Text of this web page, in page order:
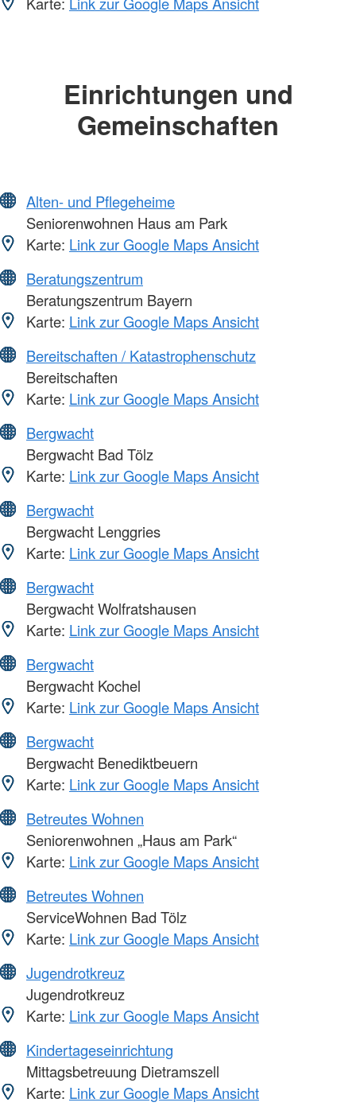
Einrichtungen und
Gemeinschaften
Alten- und Pflegeheime
Seniorenwohnen Haus am Park
Karte: Link zur Google Maps Ansicht
Beratungszentrum
Beratungszentrum Bayern
Karte: Link zur Google Maps Ansicht
Bereitschaften / Katastrophenschutz
Bereitschaften
Karte: Link zur Google Maps Ansicht
Bergwacht
Bergwacht Bad Tölz
Karte: Link zur Google Maps Ansicht
Bergwacht
Bergwacht Lenggries
Karte: Link zur Google Maps Ansicht
Bergwacht
Bergwacht Wolfratshausen
Karte: Link zur Google Maps Ansicht
Bergwacht
Bergwacht Kochel
Karte: Link zur Google Maps Ansicht
Bergwacht
Bergwacht Benediktbeuern
Karte: Link zur Google Maps Ansicht
Betreutes Wohnen
Seniorenwohnen „Haus am Park“
Karte: Link zur Google Maps Ansicht
Betreutes Wohnen
ServiceWohnen Bad Tölz
Karte: Link zur Google Maps Ansicht
Jugendrotkreuz
Jugendrotkreuz
Karte: Link zur Google Maps Ansicht
Kindertageseinrichtung
Mittagsbetreuung Dietramszell
Karte: Link zur Google Maps Ansicht